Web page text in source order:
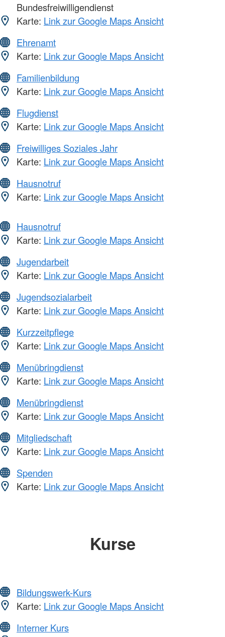
Bundesfreiwilligendienst
Karte: Link zur Google Maps Ansicht
Ehrenamt
Karte: Link zur Google Maps Ansicht
Familienbildung
Karte: Link zur Google Maps Ansicht
Flugdienst
Karte: Link zur Google Maps Ansicht
Freiwilliges Soziales Jahr
Karte: Link zur Google Maps Ansicht
Hausnotruf
Karte: Link zur Google Maps Ansicht
Hausnotruf
Karte: Link zur Google Maps Ansicht
Jugendarbeit
Karte: Link zur Google Maps Ansicht
Jugendsozialarbeit
Karte: Link zur Google Maps Ansicht
Kurzzeitpflege
Karte: Link zur Google Maps Ansicht
Menübringdienst
Karte: Link zur Google Maps Ansicht
Menübringdienst
Karte: Link zur Google Maps Ansicht
Mitgliedschaft
Karte: Link zur Google Maps Ansicht
Spenden
Karte: Link zur Google Maps Ansicht
Kurse
Bildungswerk-Kurs
Karte: Link zur Google Maps Ansicht
Interner Kurs